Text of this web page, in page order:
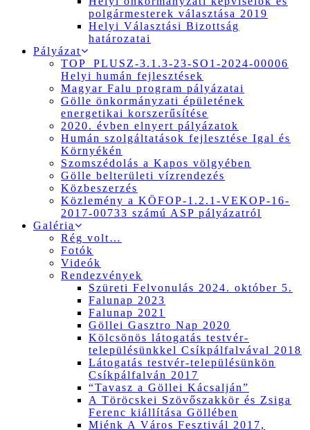
polgármesterek választása 2019
Helyi Választási Bizottság
határozatai
Pályázat
TOP_PLUSZ-3.1.3-23-SO1-2024-00006
Helyi humán fejlesztések
Magyar Falu program pályázatai
Gölle önkormányzati épületének
energetikai korszerűsítése
2020. évben elnyert pályázatok
Humán szolgáltatások fejlesztése Igal és
Környékén
Szomszédolás a Kapos völgyében
Gölle belterületi vízrendezés
Közbeszerzés
Közlemény a KÖFOP-1.2.1-VEKOP-16-
2017-00733 számú ASP pályázatról
Galéria
Rég volt…
Fotók
Videók
Rendezvények
Szüreti Felvonulás 2024. október 5.
Falunap 2023
Falunap 2021
Göllei Gasztro Nap 2020
Kölcsönös látogatás testvér-
településünkkel Csíkpálfalvával 2018
Látogatás testvér-településünkön
Csíkpálfalván 2017
“Tavasz a Göllei Kácsalján”
A Töröcskei Szövőszakkör és Zsiga
Ferenc kiállítása Göllében
Miénk A Város Fesztivál 2017,